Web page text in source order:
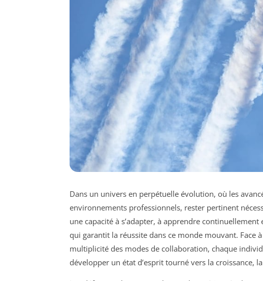
Dans un univers en perpétuelle évolution, où les
environnements professionnels, rester pertinent
une capacité à s’adapter, à apprendre
qui garantit la réussite dans ce monde mouvant. Face
multiplicité des modes de collaboration, chaque
développer un état d’esprit tourné vers la croissance,